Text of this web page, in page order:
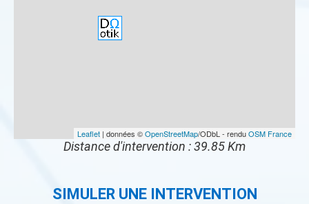
Leaflet | données ©OpenStreetMap/ODbL - renduOSM France
Distance d'intervention : 39.85 Km
SIMULER UNE INTERVENTION